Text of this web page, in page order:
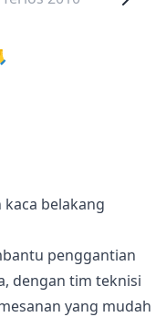
belakang
penggantian
dengan tim teknisi
yang mudah